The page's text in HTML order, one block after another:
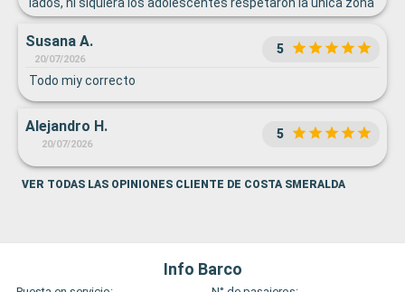
lados, ni siquiera los adolescentes respetaron la única zona
para adultos que hay. Poca piscina para tantos pasajeros.
En el bufet era agobiante, pero los camareros y la comida
fueron geniales. Lo peor de todo han sido las excursiones,
no hay relación calidad precio, ya que la aparatología no
solía funcionar bien y algunos guías eran repetitivos y sin
entonación para guiar.
Susana A.
20/07/2026
5
Todo miy correcto
Alejandro H.
20/07/2026
5
VER TODAS LAS OPINIONES CLIENTE DE COSTA SMERALDA
Info Barco